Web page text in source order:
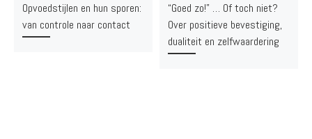
Opvoedstijlen en hun sporen:
van controle naar contact
“Goed zo!” … Of toch niet?
Over positieve bevestiging,
dualiteit en zelfwaardering